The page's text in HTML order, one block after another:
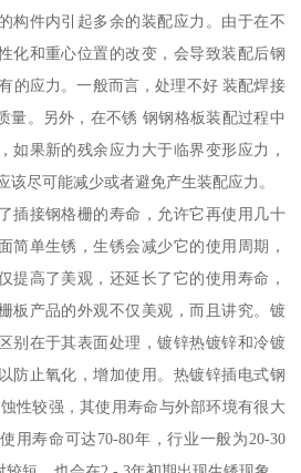
构件内引起多余的装配应力。由于在不
化和重心位置的改变，会导致装配后钢
的应力。一般而言，处理不好 装配焊接
量。另外，在不锈 钢钢格板装配过程中
如果新的残余应力大于临界变形应力，
该尽可能减少或者避免产生装配应力。
插接钢格栅的寿命，允许它再使用几十
简单生锈，生锈会减少它的使用周期，
提高了美观，还延长了它的使用寿命，
板产品的外观不仅美观，而且讲究。镀
别在于其表面处理，镀锌热镀锌和冷镀
防止氧化，增加使用。热镀锌插电式钢
性较强，其使用寿命与外部环境有很大
用寿命可达70-80年，行业一般为20-30